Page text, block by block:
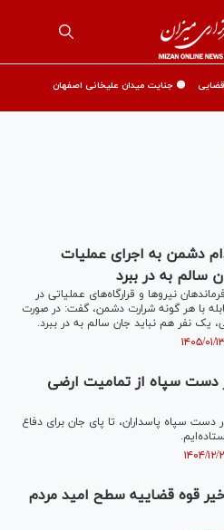
🟡 جنایت میدان علیخانی اصفهان
دشمن به اجرای عملیات
سالم به در ببرد
نیروها و قرارگاه‌های عملیاتی در
با هر گونه شرارت دشمن، گفت: در صورت
یک نفر هم نباید جان سالم به در ببرد.
سپاه از تمامیت ارضی
سپاه پاسداران، تا پای جان برای دفاع
قوه قضاییه سطح امید مردم